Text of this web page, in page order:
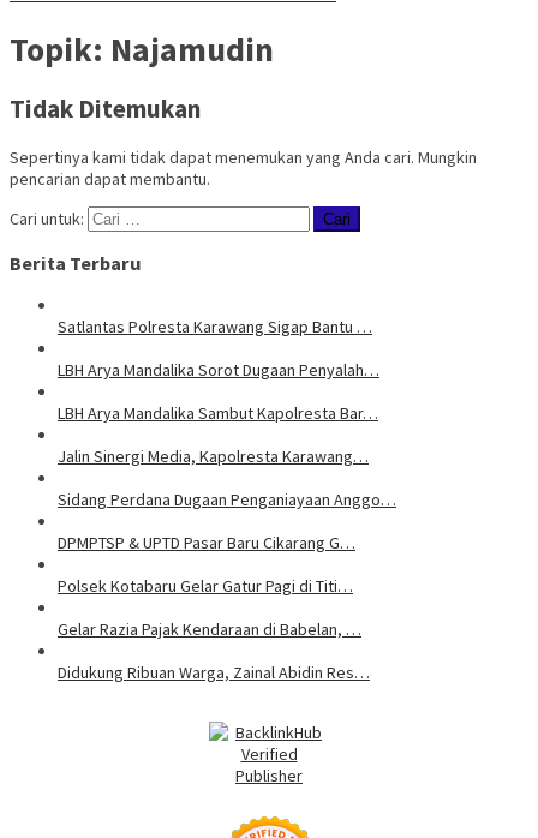
Topik: Najamudin
Tidak Ditemukan
Sepertinya kami tidak dapat menemukan yang Anda cari. Mungkin
pencarian dapat membantu.
Cari untuk:
Berita Terbaru
Satlantas Polresta Karawang Sigap Bantu …
LBH Arya Mandalika Sorot Dugaan Penyalah…
LBH Arya Mandalika Sambut Kapolresta Bar…
Jalin Sinergi Media, Kapolresta Karawang…
Sidang Perdana Dugaan Penganiayaan Anggo…
DPMPTSP & UPTD Pasar Baru Cikarang G…
Polsek Kotabaru Gelar Gatur Pagi di Titi…
Gelar Razia Pajak Kendaraan di Babelan, …
Didukung Ribuan Warga, Zainal Abidin Res…